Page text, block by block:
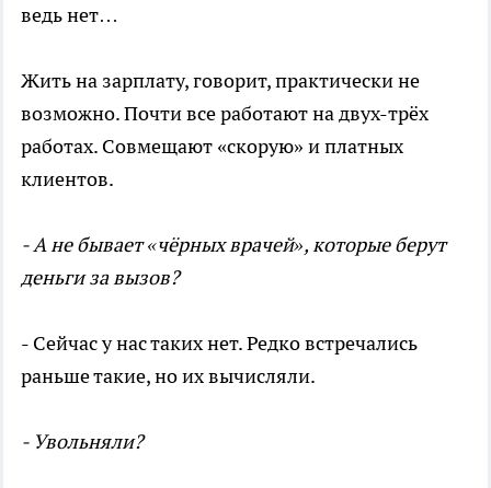
ведь нет…
Жить на зарплату, говорит, практически не
возможно. Почти все работают на двух-трёх
работах. Совмещают «скорую» и платных
клиентов.
- А не бывает «чёрных врачей», которые берут
деньги за вызов?
- Сейчас у нас таких нет. Редко встречались
раньше такие, но их вычисляли.
- Увольняли?